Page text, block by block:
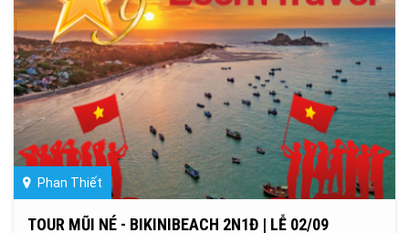
Phan Thiết
TOUR MŨI NÉ - BIKINIBEACH 2N1Đ | LỄ 02/09